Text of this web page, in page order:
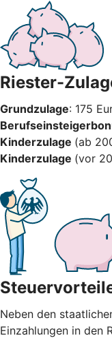
Riester-
Grundzulage: 175
Kinderzulage (ab
Kinderzulage (vor
Neben den
Einzahlungen in den